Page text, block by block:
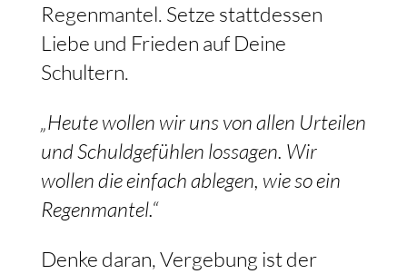
Regenmantel. Setze stattdessen
Liebe und Frieden auf Deine
Schultern.
„Heute wollen wir uns von allen Urteilen
und Schuldgefühlen lossagen. Wir
wollen die einfach ablegen, wie so ein
Regenmantel.“
Denke daran, Vergebung ist der